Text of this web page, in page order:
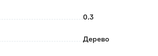
0.3
Дерево